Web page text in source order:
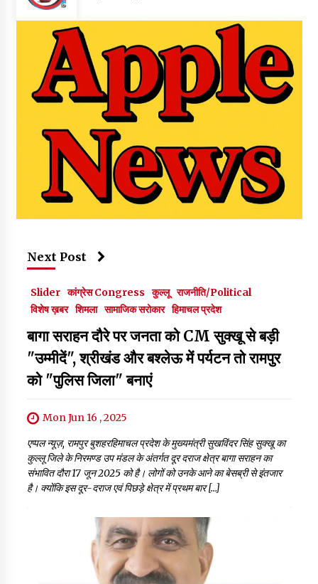
Next Post
Slider कांग्रेस Congress कुल्लू राजनीति/Political
विशेष ख़बर शिमला सामाजिक सरोकार हिमाचल प्रदेश
बागा सराहन दौरे पर जनता को CM सुक्खू से बड़ी
"उम्मीदें", श्रीखंड और बश्लेऊ में पर्यटन तो रामपुर
को "पुलिस जिला" बनाएं
Mon Jun 16 , 2025
एप्पल न्यूज़, रामपुर बुशहरहिमाचल प्रदेश के मुख्यमंत्री सुखविंदर सिंह सुक्खू का
कुल्लू जिले के निरमण्ड उप मंडल के अंतर्गत दूर दराज क्षेत्र बागा सराहन का
संभावित दौरा 17 जून 2025 को है। लोगों को उनके आने का बेसब्री से इंतजार
है। क्योंकि इस दूर-दराज एवं पिछड़े क्षेत्र में प्रथम बार […]